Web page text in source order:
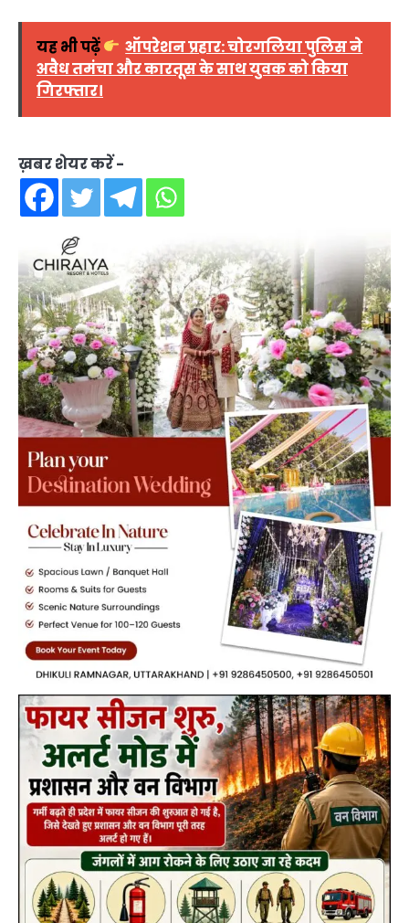
यह भी पढ़ें
ऑपरेशन प्रहार: चोरगलिया पुलिस ने
अवैध तमंचा और कारतूस के साथ युवक को किया
गिरफ्तार।
ख़बर शेयर करें -